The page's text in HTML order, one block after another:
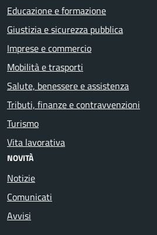
Educazione e formazione
Giustizia e sicurezza pubblica
Imprese e commercio
Mobilità e trasporti
Salute, benessere e assistenza
Tributi, finanze e contravvenzioni
Turismo
Vita lavorativa
NOVITÀ
Notizie
Comunicati
Avvisi